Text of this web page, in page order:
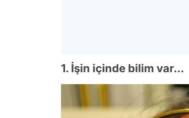
1. İşin içinde bilim var...